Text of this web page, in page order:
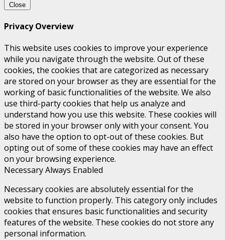
Close
Privacy Overview
This website uses cookies to improve your experience
while you navigate through the website. Out of these
cookies, the cookies that are categorized as necessary
are stored on your browser as they are essential for the
working of basic functionalities of the website. We also
use third-party cookies that help us analyze and
understand how you use this website. These cookies will
be stored in your browser only with your consent. You
also have the option to opt-out of these cookies. But
opting out of some of these cookies may have an effect
on your browsing experience.
NecessaryAlways Enabled
Necessary cookies are absolutely essential for the
website to function properly. This category only includes
cookies that ensures basic functionalities and security
features of the website. These cookies do not store any
personal information.